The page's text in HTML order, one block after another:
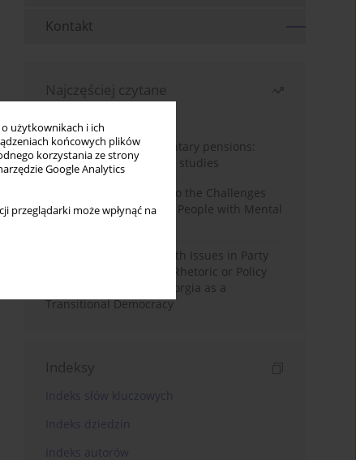
użytkownikach i ich
końcowych plików
korzystania ze strony
Google Analytics
przeglądarki może wpłynąć na
Kontakt
Najczęściej czytane
Auto-enrolment in voluntary pensions:
Comparative OECD case studies
Bibliometric Insights into the Challenges
and Needs of Homeless People with Mental
The Politicisation of Youth Issues in Party
Programmes: Symbolic Rhetoric or Policy
Priority? The Case of Georgia as a
Transitional Democracy
Indeksy
Indeks słów kluczowych
Indeks dziedzin
Indeks autorów